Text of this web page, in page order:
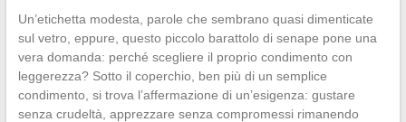
Un’etichetta modesta, parole che sembrano quasi dimenticate
sul vetro, eppure, questo piccolo barattolo di senape pone una
vera domanda: perché scegliere il proprio condimento con
leggerezza? Sotto il coperchio, ben più di un semplice
condimento, si trova l’affermazione di un’esigenza: gustare
senza crudeltà, apprezzare senza compromessi rimanendo